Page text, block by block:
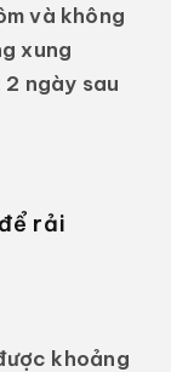
và không
xung
ngày sau
rải
khoảng